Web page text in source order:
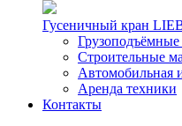
Гусеничный кран
Строительные
Автомобильная
Аренда техники
Контакты